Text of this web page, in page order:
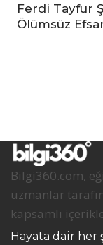
Ferdi Tayfur
Ölümsüz
Bilgi360.com,
uzmanlar
kapsamlı
Hayata dair her